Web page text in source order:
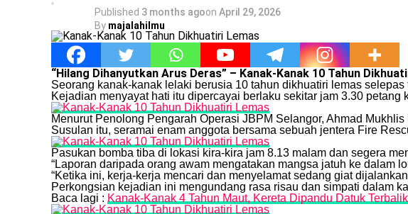
Published 3 months agoon April 29, 2026
By majalahilmu
“Hilang Dihanyutkan Arus Deras” – Kanak-Kanak 10 Tahun
Seorang kanak-kanak lelaki berusia 10 tahun dikhuatiri lemas
Kejadian menyayat hati itu dipercayai berlaku sekitar jam 3.30
Menurut Penolong Pengarah Operasi JBPM Selangor, Ahmad
Susulan itu, seramai enam anggota bersama sebuah jentera Fire
Pasukan bomba tiba di lokasi kira-kira jam 8.13 malam dan segera
“Laporan daripada orang awam mengatakan mangsa jatuh ke dalam
“Ketika ini, kerja-kerja mencari dan menyelamat sedang giat
Perkongsian kejadian ini mengundang rasa risau dan simpati dalam
Baca lagi : Kanak-Kanak 4 Tahun Maut, Kereta Dipandu Datuk